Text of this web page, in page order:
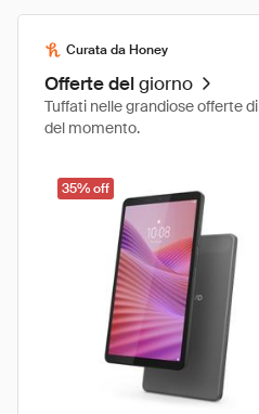
Curata da Honey
Offerte delgiorno
Tuffati nelle grandiose offerte
del momento.
35% off